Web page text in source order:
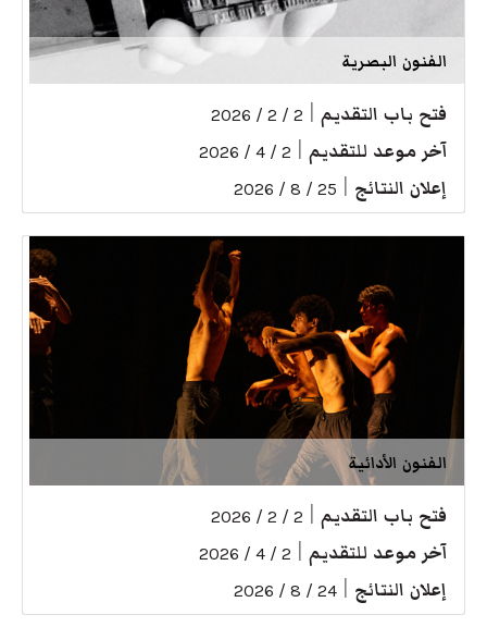
الفنون البصرية
فتح باب التقديم 2 / 2 / 2026
آخر موعد للتقديم 2 / 4 / 2026
إعلان النتائج 25 / 8 / 2026
الفنون الأدائية
فتح باب التقديم 2 / 2 / 2026
آخر موعد للتقديم 2 / 4 / 2026
إعلان النتائج 24 / 8 / 2026